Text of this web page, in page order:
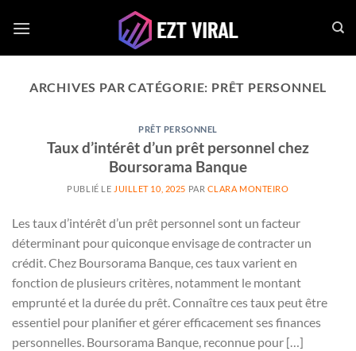
ARCHIVES PAR CATÉGORIE: PRÊT PERSONNEL
PRÊT PERSONNEL
Taux d’intérêt d’un prêt personnel chez
Boursorama Banque
PUBLIÉ LE JUILLET 10, 2025 PAR CLARA MONTEIRO
Les taux d’intérêt d’un prêt personnel sont un facteur
déterminant pour quiconque envisage de contracter un
crédit. Chez Boursorama Banque, ces taux varient en
fonction de plusieurs critères, notamment le montant
emprunté et la durée du prêt. Connaître ces taux peut être
essentiel pour planifier et gérer efficacement ses finances
personnelles. Boursorama Banque, reconnue pour […]